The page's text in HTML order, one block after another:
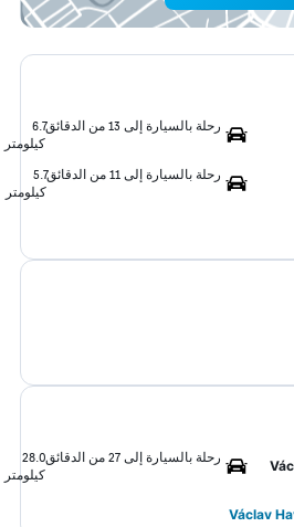
رحلة بالسيارة إلى 13 من الدقائق
6.7
كيلومتر
رحلة بالسيارة إلى 11 من الدقائق
5.7
كيلومتر
رحلة بالسيارة إلى 27 من الدقائق
28.0
كيلومتر